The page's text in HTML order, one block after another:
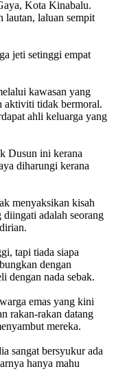
Kota Kinabalu.
lautan, laluan sempit
jeti setinggi empat
kawasan yang
aktiviti tidak bermoral.
ahli keluarga yang
Dusun ini kerana
diharungi kerana
menyaksikan kisah
adalah seorang
tapi tiada siapa
dengan
dengan nada sebak.
emas yang kini
rakan-rakan datang
mereka.
sangat bersyukur ada
hanya mahu